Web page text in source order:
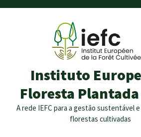
Instituto
Floresta Plantada
A rede IEFC para a gestão sustentável
florestas cultivadas